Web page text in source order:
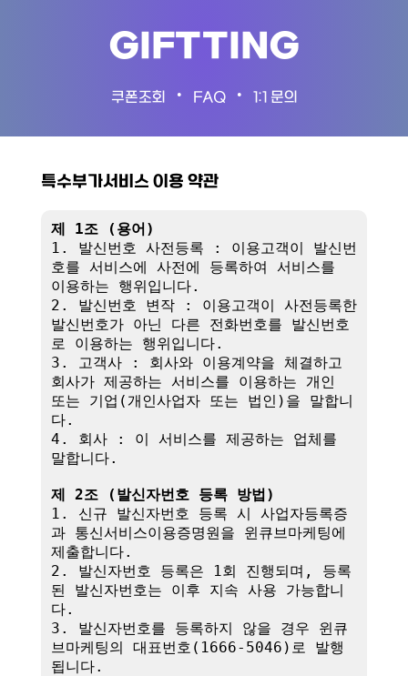
GIFTTING
쿠폰조회 • FAQ • 1:1 문의
특수부가서비스 이용 약관
제 1조 (용어)
1. 발신번호 사전등록 : 이용고객이 발신번
호를 서비스에 사전에 등록하여 서비스를
이용하는 행위입니다.
2. 발신번호 변작 : 이용고객이 사전등록한
발신번호가 아닌 다른 전화번호를 발신번호
로 이용하는 행위입니다.
3. 고객사 : 회사와 이용계약을 체결하고
회사가 제공하는 서비스를 이용하는 개인
또는 기업(개인사업자 또는 법인)을 말합니
다.
4. 회사 : 이 서비스를 제공하는 업체를
말합니다.
제 2조 (발신자번호 등록 방법)
1. 신규 발신자번호 등록 시 사업자등록증
과 통신서비스이용증명원을 윈큐브마케팅에
제출합니다.
2. 발신자번호 등록은 1회 진행되며, 등록
된 발신자번호는 이후 지속 사용 가능합니
다.
3. 발신자번호를 등록하지 않을 경우 윈큐
브마케팅의 대표번호(1666-5046)로 발행
됩니다.